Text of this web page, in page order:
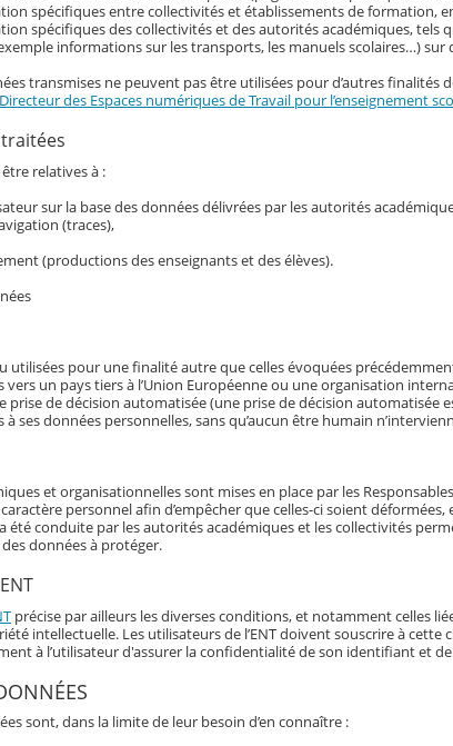
spécifiques entre collectivités et établissements de formation,
spécifiques des collectivités et des autorités académiques,
informations sur les transports, les manuels scolaires…) sur
transmises ne peuvent pas être utilisées pour d’autres
des Espaces numériques de Travail pour l’enseignement
relatives à :
sur la base des données délivrées par les autorités
(traces),
(productions des enseignants et des élèves).
utilisées pour une finalité autre que celles évoquées
vers un pays tiers à l’Union Européenne ou une organisation
prise de décision automatisée (une prise de décision automatisée
à ses données personnelles, sans qu’aucun être humain
et organisationnelles sont mises en place par les
personnel afin d’empêcher que celles-ci soient
été conduite par les autorités académiques et les collectivités
données à protéger.
précise par ailleurs les diverses conditions, et notamment celles
intellectuelle. Les utilisateurs de l’ENT doivent souscrire à
à l’utilisateur d'assurer la confidentialité de son identifiant et
sont, dans la limite de leur besoin d’en connaître :